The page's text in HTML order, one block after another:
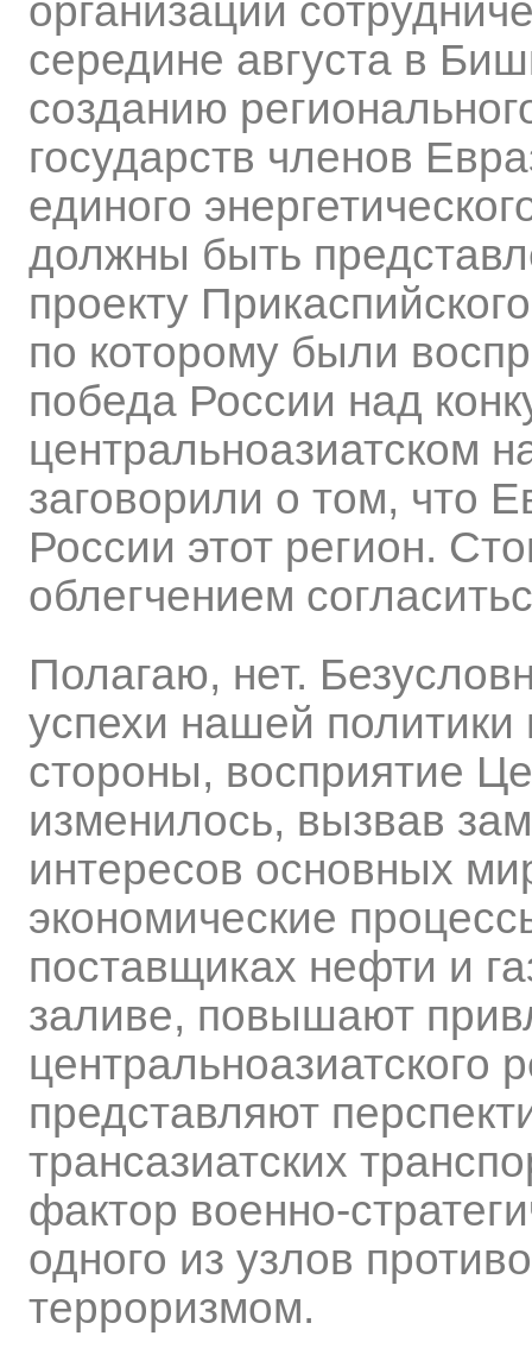
организации
середине августа в
созданию
государств членов
единого
должны быть
проекту
по которому были
победа России над
центральноазиатском
заговорили о том, что
России этот регион.
облегчением
Полагаю, нет.
успехи нашей
стороны, восприятие
изменилось, вызвав
интересов основных
экономические
поставщиках нефти и
заливе, повышают
центральноазиатского
представляют
трансазиатских
фактор военно-
одного из узлов
терроризмом.